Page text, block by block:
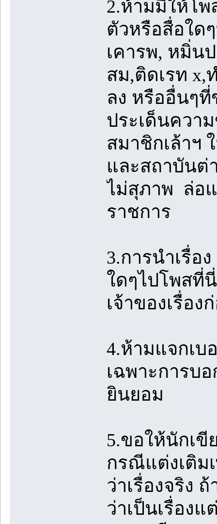
2.ห้ามมิให้โ
ตัวหรือสื่อใด
เคารพ, หมิ่น
สม,ติดเรท x,
ลง หรืออื่นๆ
ประเด็นควา
สมาชิกเล้าฯ
และสถาบันต่
ไม่สุภาพ ล่อแ
ราชการ
3.การนำเรื่อ
ใดๆไปโพสที่
เจ้าของเรื่อ
4.ห้ามแจกเบ
เฉพาะการบ
ยินยอม
5.ขอให้นักเขี
กรณีแต่งเติม
ว่าเรื่องจริง
ว่าเป็นเรื่อง